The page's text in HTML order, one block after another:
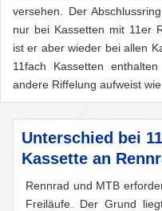
versehen. Der
nur bei Kassetten mit 11er
ist er aber wieder bei allen
11fach Kassetten
andere Riffelung aufweist
Unterschied bei
Kassette an
Rennrad und MTB
Freiläufe. Der Grund